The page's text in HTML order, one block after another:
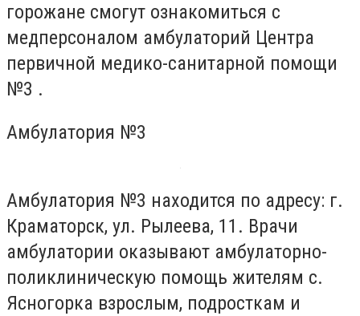
горожане смогут ознакомиться с
медперсоналом амбулаторий Центра
первичной медико-санитарной помощи
№3 .
Амбулатория №3
Амбулатория №3 находится по адресу: г.
Краматорск, ул. Рылеева, 11. Врачи
амбулатории оказывают амбулаторно-
поликлиническую помощь жителям с.
Ясногорка взрослым, подросткам и